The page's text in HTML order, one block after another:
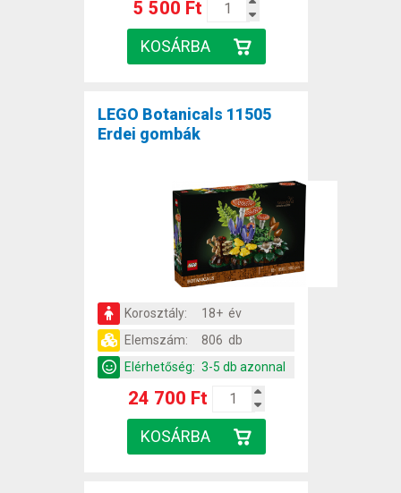
5 500 Ft
LEGO Botanicals 11505
Erdei gombák
Korosztály:
18+ év
Elemszám:
806 db
Elérhetőség: 3-5 db azonnal
24 700 Ft